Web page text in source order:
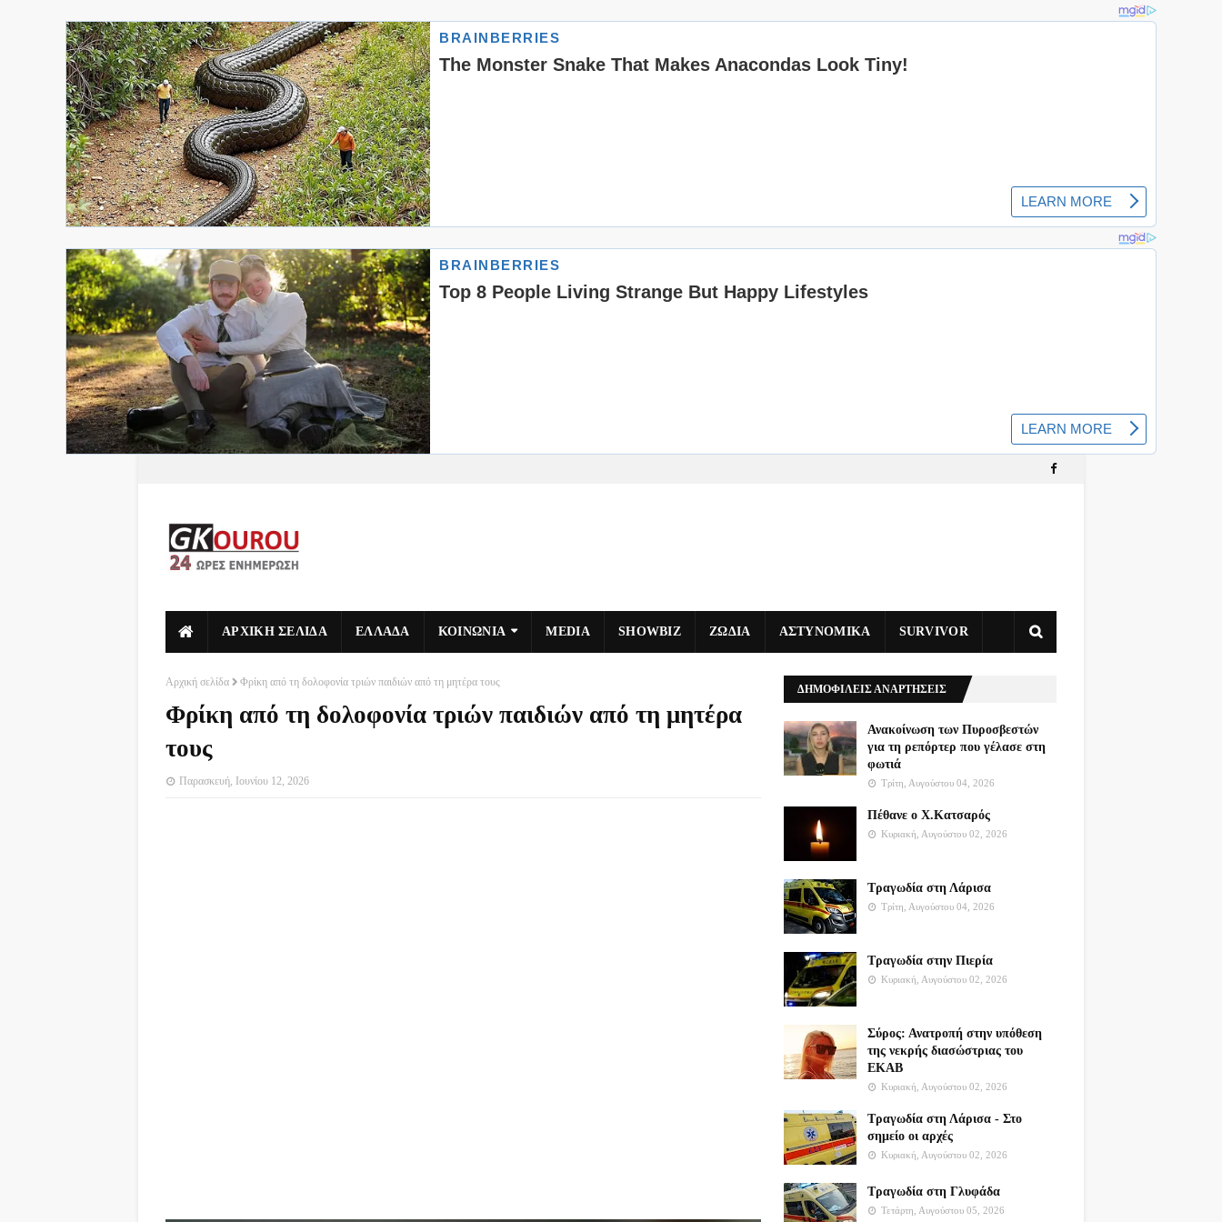
ΑΡΧΙΚΗ ΣΕΛΙΔΑ ΕΛΛΑΔΑ ΚΟΙΝΩΝΙΑ MEDIA SHOWBIZ ΖΩΔΙΑ ΑΣΤΥΝΟΜΙΚΑ SURVIVOR
Αρχική σελίδα Φρίκη από τη δολοφονία τριών παιδιών από τη μητέρα τους
Φρίκη από τη δολοφονία τριών παιδιών από τη μητέρα
τους
Παρασκευή, Ιουνίου 12, 2026
ΔΗΜΟΦΙΛΕΙΣ ΑΝΑΡΤΗΣΕΙΣ
Ανακοίνωση των Πυροσβεστών
για τη ρεπόρτερ που γέλασε στη
φωτιά
Τρίτη, Αυγούστου 04, 2026
Πέθανε ο Χ.Κατσαρός
Κυριακή, Αυγούστου 02, 2026
Τραγωδία στη Λάρισα
Τρίτη, Αυγούστου 04, 2026
Τραγωδία στην Πιερία
Κυριακή, Αυγούστου 02, 2026
Σύρος: Ανατροπή στην υπόθεση
της νεκρής διασώστριας του
ΕΚΑΒ
Κυριακή, Αυγούστου 02, 2026
Τραγωδία στη Λάρισα - Στο
σημείο οι αρχές
Κυριακή, Αυγούστου 02, 2026
Τραγωδία στη Γλυφάδα
Τετάρτη, Αυγούστου 05, 2026